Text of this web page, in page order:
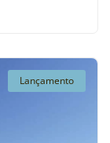
Lançamento